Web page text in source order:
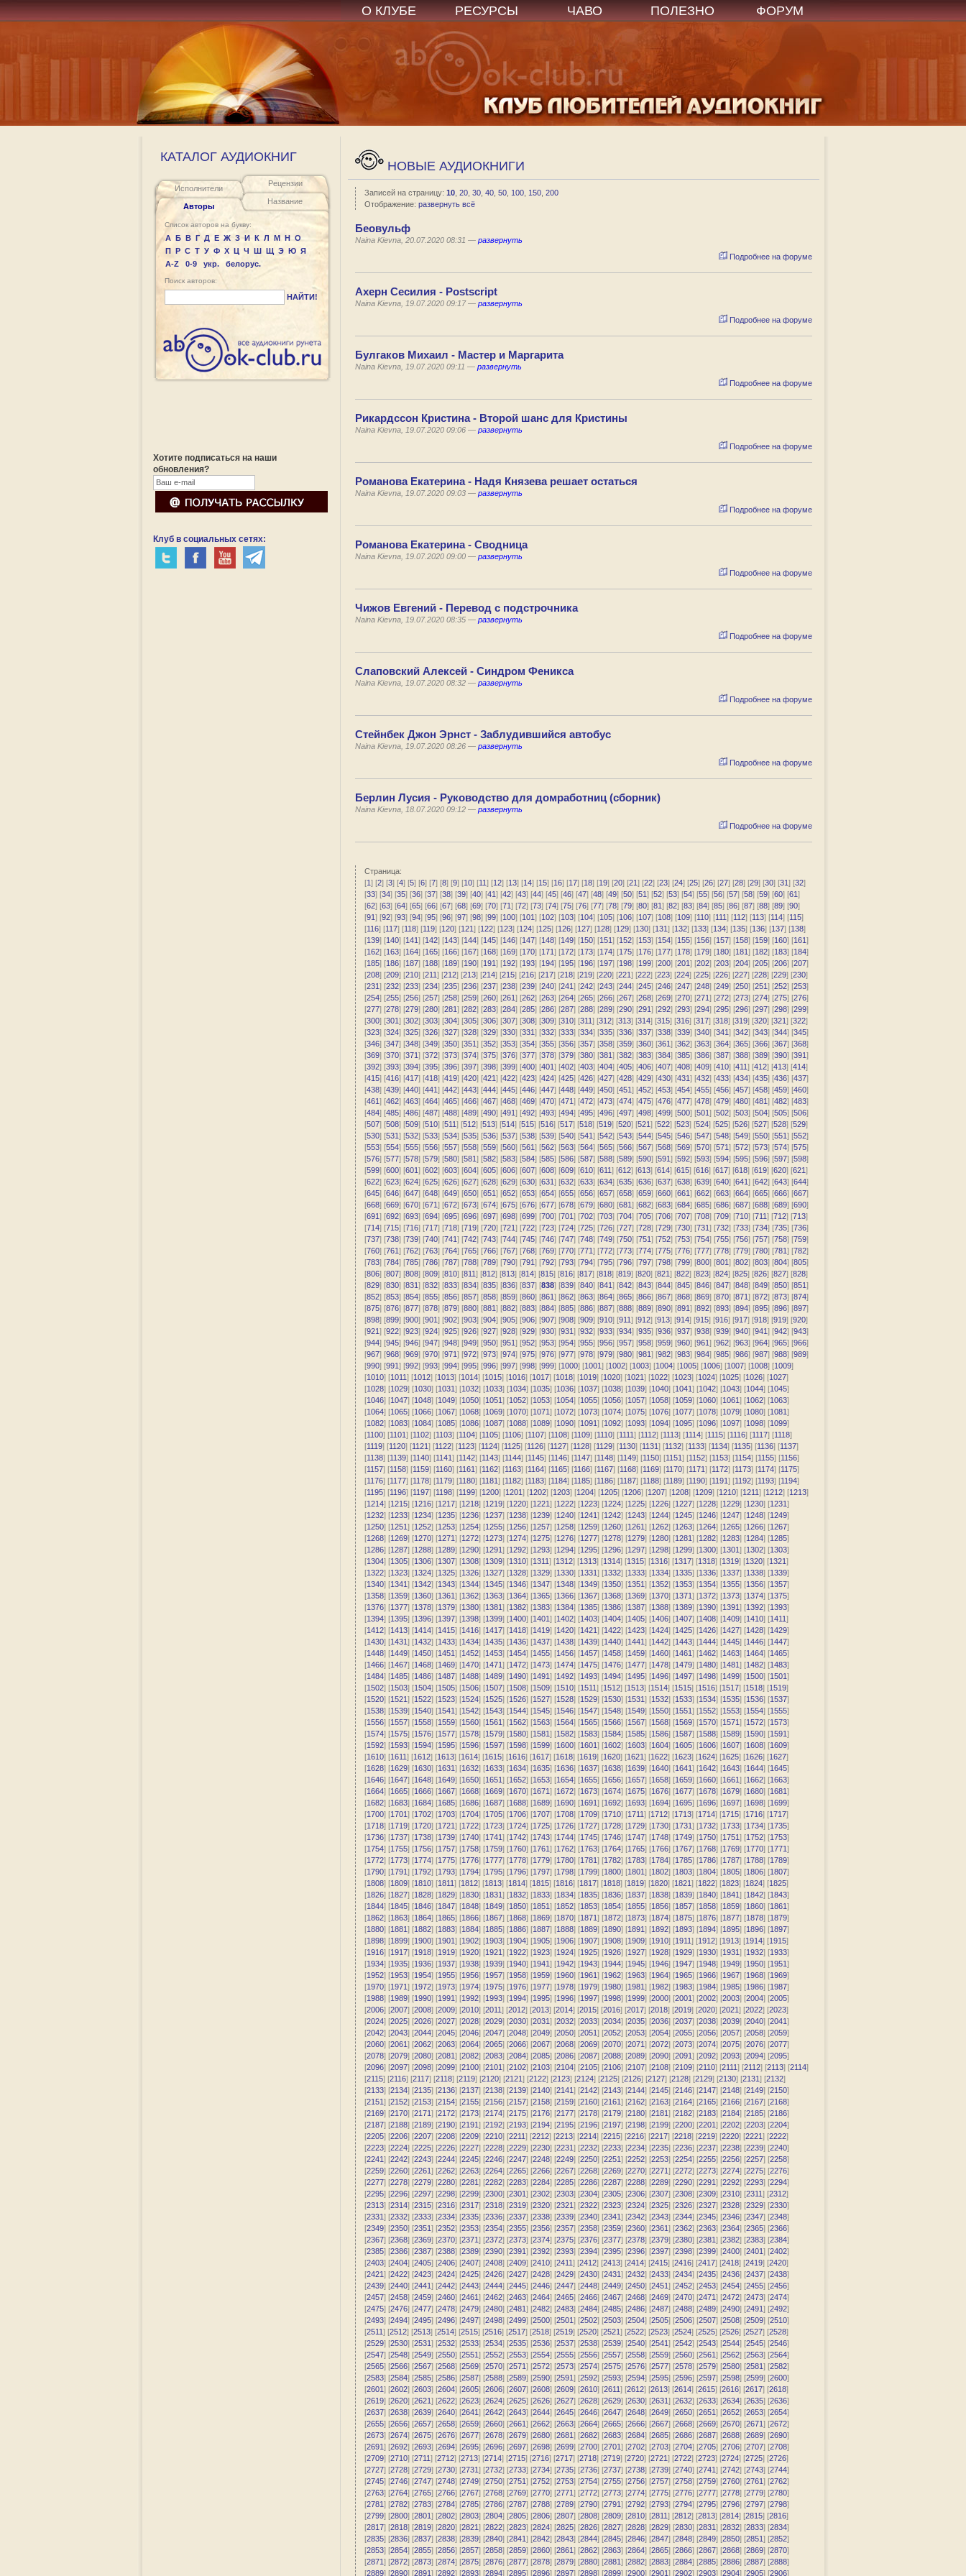
О КЛУБЕ РЕСУРСЫ ЧАВО ПОЛЕЗНО ФОРУМ
КАТАЛОГ АУДИОКНИГ
Исполнители
Авторы
Рецензии
Название
Список авторов на букву:
А Б В Г Д Е Ж З И К Л М Н О
П Р С Т У Ф Х Ц Ч Ш Щ Э Ю Я
A-Z
0-9 укр. белорус.
Поиск авторов:
НАЙТИ!
Хотите подписаться на наши
обновления?
Клуб в социальных сетях:
НОВЫЕ АУДИОКНИГИ
Записей на страницу: 10, 20, 30, 40, 50, 100, 150, 200
Отображение: развернуть всё
Беовульф
Naina Kievna, 20.07.2020 08:31 — развернуть
Подробнее на форуме
Ахерн Сесилия - Postscript
Naina Kievna, 19.07.2020 09:17 — развернуть
Подробнее на форуме
Булгаков Михаил - Мастер и Маргарита
Naina Kievna, 19.07.2020 09:11 — развернуть
Подробнее на форуме
Рикардссон Кристина - Второй шанс для Кристины
Naina Kievna, 19.07.2020 09:06 — развернуть
Подробнее на форуме
Романова Екатерина - Надя Князева решает остаться
Naina Kievna, 19.07.2020 09:03 — развернуть
Подробнее на форуме
Романова Екатерина - Сводница
Naina Kievna, 19.07.2020 09:00 — развернуть
Подробнее на форуме
Чижов Евгений - Перевод с подстрочника
Naina Kievna, 19.07.2020 08:35 — развернуть
Подробнее на форуме
Слаповский Алексей - Синдром Феникса
Naina Kievna, 19.07.2020 08:32 — развернуть
Подробнее на форуме
Стейнбек Джон Эрнст - Заблудившийся автобус
Naina Kievna, 19.07.2020 08:26 — развернуть
Подробнее на форуме
Берлин Лусия - Руководство для домработниц (сборник)
Naina Kievna, 18.07.2020 09:12 — развернуть
Подробнее на форуме
Страница:
[1] [2] [3] [4] [5] [6] [7] [8] [9] [10] [11] [12] [13] [14] [15] [16] [17] [18] [19] [20] [21] [22] [23] [24] [25] [26] [27] [28] [29] [30] [31] [32]
[33] [34] [35] [36] [37] [38] [39] [40] [41] [42] [43] [44] [45] [46] [47] [48] [49] [50] [51] [52] [53] [54] [55] [56] [57] [58] [59] [60] [61]
[62] [63] [64] [65] [66] [67] [68] [69] [70] [71] [72] [73] [74] [75] [76] [77] [78] [79] [80] [81] [82] [83] [84] [85] [86] [87] [88] [89] [90]
[91] [92] [93] [94] [95] [96] [97] [98] [99] [100] [101] [102] [103] [104] [105] [106] [107] [108] [109] [110] [111] [112] [113] [114] [115]
[116] [117] [118] [119] [120] [121] [122] [123] [124] [125] [126] [127] [128] [129] [130] [131] [132] [133] [134] [135] [136] [137] [138]
[139] [140] [141] [142] [143] [144] [145] [146] [147] [148] [149] [150] [151] [152] [153] [154] [155] [156] [157] [158] [159] [160] [161]
[162] [163] [164] [165] [166] [167] [168] [169] [170] [171] [172] [173] [174] [175] [176] [177] [178] [179] [180] [181] [182] [183] [184]
[185] [186] [187] [188] [189] [190] [191] [192] [193] [194] [195] [196] [197] [198] [199] [200] [201] [202] [203] [204] [205] [206] [207]
[208] [209] [210] [211] [212] [213] [214] [215] [216] [217] [218] [219] [220] [221] [222] [223] [224] [225] [226] [227] [228] [229] [230]
[231] [232] [233] [234] [235] [236] [237] [238] [239] [240] [241] [242] [243] [244] [245] [246] [247] [248] [249] [250] [251] [252] [253]
[254] [255] [256] [257] [258] [259] [260] [261] [262] [263] [264] [265] [266] [267] [268] [269] [270] [271] [272] [273] [274] [275] [276]
[277] [278] [279] [280] [281] [282] [283] [284] [285] [286] [287] [288] [289] [290] [291] [292] [293] [294] [295] [296] [297] [298] [299]
[300] [301] [302] [303] [304] [305] [306] [307] [308] [309] [310] [311] [312] [313] [314] [315] [316] [317] [318] [319] [320] [321] [322]
[323] [324] [325] [326] [327] [328] [329] [330] [331] [332] [333] [334] [335] [336] [337] [338] [339] [340] [341] [342] [343] [344] [345]
[346] [347] [348] [349] [350] [351] [352] [353] [354] [355] [356] [357] [358] [359] [360] [361] [362] [363] [364] [365] [366] [367] [368]
[369] [370] [371] [372] [373] [374] [375] [376] [377] [378] [379] [380] [381] [382] [383] [384] [385] [386] [387] [388] [389] [390] [391]
[392] [393] [394] [395] [396] [397] [398] [399] [400] [401] [402] [403] [404] [405] [406] [407] [408] [409] [410] [411] [412] [413] [414]
[415] [416] [417] [418] [419] [420] [421] [422] [423] [424] [425] [426] [427] [428] [429] [430] [431] [432] [433] [434] [435] [436] [437]
[438] [439] [440] [441] [442] [443] [444] [445] [446] [447] [448] [449] [450] [451] [452] [453] [454] [455] [456] [457] [458] [459] [460]
[461] [462] [463] [464] [465] [466] [467] [468] [469] [470] [471] [472] [473] [474] [475] [476] [477] [478] [479] [480] [481] [482] [483]
[484] [485] [486] [487] [488] [489] [490] [491] [492] [493] [494] [495] [496] [497] [498] [499] [500] [501] [502] [503] [504] [505] [506]
[507] [508] [509] [510] [511] [512] [513] [514] [515] [516] [517] [518] [519] [520] [521] [522] [523] [524] [525] [526] [527] [528] [529]
[530] [531] [532] [533] [534] [535] [536] [537] [538] [539] [540] [541] [542] [543] [544] [545] [546] [547] [548] [549] [550] [551] [552]
[553] [554] [555] [556] [557] [558] [559] [560] [561] [562] [563] [564] [565] [566] [567] [568] [569] [570] [571] [572] [573] [574] [575]
[576] [577] [578] [579] [580] [581] [582] [583] [584] [585] [586] [587] [588] [589] [590] [591] [592] [593] [594] [595] [596] [597] [598]
[599] [600] [601] [602] [603] [604] [605] [606] [607] [608] [609] [610] [611] [612] [613] [614] [615] [616] [617] [618] [619] [620] [621]
[622] [623] [624] [625] [626] [627] [628] [629] [630] [631] [632] [633] [634] [635] [636] [637] [638] [639] [640] [641] [642] [643] [644]
[645] [646] [647] [648] [649] [650] [651] [652] [653] [654] [655] [656] [657] [658] [659] [660] [661] [662] [663] [664] [665] [666] [667]
[668] [669] [670] [671] [672] [673] [674] [675] [676] [677] [678] [679] [680] [681] [682] [683] [684] [685] [686] [687] [688] [689] [690]
[691] [692] [693] [694] [695] [696] [697] [698] [699] [700] [701] [702] [703] [704] [705] [706] [707] [708] [709] [710] [711] [712] [713]
[714] [715] [716] [717] [718] [719] [720] [721] [722] [723] [724] [725] [726] [727] [728] [729] [730] [731] [732] [733] [734] [735] [736]
[737] [738] [739] [740] [741] [742] [743] [744] [745] [746] [747] [748] [749] [750] [751] [752] [753] [754] [755] [756] [757] [758] [759]
[760] [761] [762] [763] [764] [765] [766] [767] [768] [769] [770] [771] [772] [773] [774] [775] [776] [777] [778] [779] [780] [781] [782]
[783] [784] [785] [786] [787] [788] [789] [790] [791] [792] [793] [794] [795] [796] [797] [798] [799] [800] [801] [802] [803] [804] [805]
[806] [807] [808] [809] [810] [811] [812] [813] [814] [815] [816] [817] [818] [819] [820] [821] [822] [823] [824] [825] [826] [827] [828]
[829] [830] [831] [832] [833] [834] [835] [836] [837] [838] [839] [840] [841] [842] [843] [844] [845] [846] [847] [848] [849] [850] [851]
[852] [853] [854] [855] [856] [857] [858] [859] [860] [861] [862] [863] [864] [865] [866] [867] [868] [869] [870] [871] [872] [873] [874]
[875] [876] [877] [878] [879] [880] [881] [882] [883] [884] [885] [886] [887] [888] [889] [890] [891] [892] [893] [894] [895] [896] [897]
[898] [899] [900] [901] [902] [903] [904] [905] [906] [907] [908] [909] [910] [911] [912] [913] [914] [915] [916] [917] [918] [919] [920]
[921] [922] [923] [924] [925] [926] [927] [928] [929] [930] [931] [932] [933] [934] [935] [936] [937] [938] [939] [940] [941] [942] [943]
[944] [945] [946] [947] [948] [949] [950] [951] [952] [953] [954] [955] [956] [957] [958] [959] [960] [961] [962] [963] [964] [965] [966]
[967] [968] [969] [970] [971] [972] [973] [974] [975] [976] [977] [978] [979] [980] [981] [982] [983] [984] [985] [986] [987] [988] [989]
[990] [991] [992] [993] [994] [995] [996] [997] [998] [999] [1000] [1001] [1002] [1003] [1004] [1005] [1006] [1007] [1008] [1009]
[1010] [1011] [1012] [1013] [1014] [1015] [1016] [1017] [1018] [1019] [1020] [1021] [1022] [1023] [1024] [1025] [1026] [1027]
[1028] [1029] [1030] [1031] [1032] [1033] [1034] [1035] [1036] [1037] [1038] [1039] [1040] [1041] [1042] [1043] [1044] [1045]
[1046] [1047] [1048] [1049] [1050] [1051] [1052] [1053] [1054] [1055] [1056] [1057] [1058] [1059] [1060] [1061] [1062] [1063]
[1064] [1065] [1066] [1067] [1068] [1069] [1070] [1071] [1072] [1073] [1074] [1075] [1076] [1077] [1078] [1079] [1080] [1081]
[1082] [1083] [1084] [1085] [1086] [1087] [1088] [1089] [1090] [1091] [1092] [1093] [1094] [1095] [1096] [1097] [1098] [1099]
[1100] [1101] [1102] [1103] [1104] [1105] [1106] [1107] [1108] [1109] [1110] [1111] [1112] [1113] [1114] [1115] [1116] [1117] [1118]
[1119] [1120] [1121] [1122] [1123] [1124] [1125] [1126] [1127] [1128] [1129] [1130] [1131] [1132] [1133] [1134] [1135] [1136] [1137]
[1138] [1139] [1140] [1141] [1142] [1143] [1144] [1145] [1146] [1147] [1148] [1149] [1150] [1151] [1152] [1153] [1154] [1155] [1156]
[1157] [1158] [1159] [1160] [1161] [1162] [1163] [1164] [1165] [1166] [1167] [1168] [1169] [1170] [1171] [1172] [1173] [1174] [1175]
[1176] [1177] [1178] [1179] [1180] [1181] [1182] [1183] [1184] [1185] [1186] [1187] [1188] [1189] [1190] [1191] [1192] [1193] [1194]
[1195] [1196] [1197] [1198] [1199] [1200] [1201] [1202] [1203] [1204] [1205] [1206] [1207] [1208] [1209] [1210] [1211] [1212] [1213]
[1214] [1215] [1216] [1217] [1218] [1219] [1220] [1221] [1222] [1223] [1224] [1225] [1226] [1227] [1228] [1229] [1230] [1231]
[1232] [1233] [1234] [1235] [1236] [1237] [1238] [1239] [1240] [1241] [1242] [1243] [1244] [1245] [1246] [1247] [1248] [1249]
[1250] [1251] [1252] [1253] [1254] [1255] [1256] [1257] [1258] [1259] [1260] [1261] [1262] [1263] [1264] [1265] [1266] [1267]
[1268] [1269] [1270] [1271] [1272] [1273] [1274] [1275] [1276] [1277] [1278] [1279] [1280] [1281] [1282] [1283] [1284] [1285]
[1286] [1287] [1288] [1289] [1290] [1291] [1292] [1293] [1294] [1295] [1296] [1297] [1298] [1299] [1300] [1301] [1302] [1303]
[1304] [1305] [1306] [1307] [1308] [1309] [1310] [1311] [1312] [1313] [1314] [1315] [1316] [1317] [1318] [1319] [1320] [1321]
[1322] [1323] [1324] [1325] [1326] [1327] [1328] [1329] [1330] [1331] [1332] [1333] [1334] [1335] [1336] [1337] [1338] [1339]
[1340] [1341] [1342] [1343] [1344] [1345] [1346] [1347] [1348] [1349] [1350] [1351] [1352] [1353] [1354] [1355] [1356] [1357]
[1358] [1359] [1360] [1361] [1362] [1363] [1364] [1365] [1366] [1367] [1368] [1369] [1370] [1371] [1372] [1373] [1374] [1375]
[1376] [1377] [1378] [1379] [1380] [1381] [1382] [1383] [1384] [1385] [1386] [1387] [1388] [1389] [1390] [1391] [1392] [1393]
[1394] [1395] [1396] [1397] [1398] [1399] [1400] [1401] [1402] [1403] [1404] [1405] [1406] [1407] [1408] [1409] [1410] [1411]
[1412] [1413] [1414] [1415] [1416] [1417] [1418] [1419] [1420] [1421] [1422] [1423] [1424] [1425] [1426] [1427] [1428] [1429]
[1430] [1431] [1432] [1433] [1434] [1435] [1436] [1437] [1438] [1439] [1440] [1441] [1442] [1443] [1444] [1445] [1446] [1447]
[1448] [1449] [1450] [1451] [1452] [1453] [1454] [1455] [1456] [1457] [1458] [1459] [1460] [1461] [1462] [1463] [1464] [1465]
[1466] [1467] [1468] [1469] [1470] [1471] [1472] [1473] [1474] [1475] [1476] [1477] [1478] [1479] [1480] [1481] [1482] [1483]
[1484] [1485] [1486] [1487] [1488] [1489] [1490] [1491] [1492] [1493] [1494] [1495] [1496] [1497] [1498] [1499] [1500] [1501]
[1502] [1503] [1504] [1505] [1506] [1507] [1508] [1509] [1510] [1511] [1512] [1513] [1514] [1515] [1516] [1517] [1518] [1519]
[1520] [1521] [1522] [1523] [1524] [1525] [1526] [1527] [1528] [1529] [1530] [1531] [1532] [1533] [1534] [1535] [1536] [1537]
[1538] [1539] [1540] [1541] [1542] [1543] [1544] [1545] [1546] [1547] [1548] [1549] [1550] [1551] [1552] [1553] [1554] [1555]
[1556] [1557] [1558] [1559] [1560] [1561] [1562] [1563] [1564] [1565] [1566] [1567] [1568] [1569] [1570] [1571] [1572] [1573]
[1574] [1575] [1576] [1577] [1578] [1579] [1580] [1581] [1582] [1583] [1584] [1585] [1586] [1587] [1588] [1589] [1590] [1591]
[1592] [1593] [1594] [1595] [1596] [1597] [1598] [1599] [1600] [1601] [1602] [1603] [1604] [1605] [1606] [1607] [1608] [1609]
[1610] [1611] [1612] [1613] [1614] [1615] [1616] [1617] [1618] [1619] [1620] [1621] [1622] [1623] [1624] [1625] [1626] [1627]
[1628] [1629] [1630] [1631] [1632] [1633] [1634] [1635] [1636] [1637] [1638] [1639] [1640] [1641] [1642] [1643] [1644] [1645]
[1646] [1647] [1648] [1649] [1650] [1651] [1652] [1653] [1654] [1655] [1656] [1657] [1658] [1659] [1660] [1661] [1662] [1663]
[1664] [1665] [1666] [1667] [1668] [1669] [1670] [1671] [1672] [1673] [1674] [1675] [1676] [1677] [1678] [1679] [1680] [1681]
[1682] [1683] [1684] [1685] [1686] [1687] [1688] [1689] [1690] [1691] [1692] [1693] [1694] [1695] [1696] [1697] [1698] [1699]
[1700] [1701] [1702] [1703] [1704] [1705] [1706] [1707] [1708] [1709] [1710] [1711] [1712] [1713] [1714] [1715] [1716] [1717]
[1718] [1719] [1720] [1721] [1722] [1723] [1724] [1725] [1726] [1727] [1728] [1729] [1730] [1731] [1732] [1733] [1734] [1735]
[1736] [1737] [1738] [1739] [1740] [1741] [1742] [1743] [1744] [1745] [1746] [1747] [1748] [1749] [1750] [1751] [1752] [1753]
[1754] [1755] [1756] [1757] [1758] [1759] [1760] [1761] [1762] [1763] [1764] [1765] [1766] [1767] [1768] [1769] [1770] [1771]
[1772] [1773] [1774] [1775] [1776] [1777] [1778] [1779] [1780] [1781] [1782] [1783] [1784] [1785] [1786] [1787] [1788] [1789]
[1790] [1791] [1792] [1793] [1794] [1795] [1796] [1797] [1798] [1799] [1800] [1801] [1802] [1803] [1804] [1805] [1806] [1807]
[1808] [1809] [1810] [1811] [1812] [1813] [1814] [1815] [1816] [1817] [1818] [1819] [1820] [1821] [1822] [1823] [1824] [1825]
[1826] [1827] [1828] [1829] [1830] [1831] [1832] [1833] [1834] [1835] [1836] [1837] [1838] [1839] [1840] [1841] [1842] [1843]
[1844] [1845] [1846] [1847] [1848] [1849] [1850] [1851] [1852] [1853] [1854] [1855] [1856] [1857] [1858] [1859] [1860] [1861]
[1862] [1863] [1864] [1865] [1866] [1867] [1868] [1869] [1870] [1871] [1872] [1873] [1874] [1875] [1876] [1877] [1878] [1879]
[1880] [1881] [1882] [1883] [1884] [1885] [1886] [1887] [1888] [1889] [1890] [1891] [1892] [1893] [1894] [1895] [1896] [1897]
[1898] [1899] [1900] [1901] [1902] [1903] [1904] [1905] [1906] [1907] [1908] [1909] [1910] [1911] [1912] [1913] [1914] [1915]
[1916] [1917] [1918] [1919] [1920] [1921] [1922] [1923] [1924] [1925] [1926] [1927] [1928] [1929] [1930] [1931] [1932] [1933]
[1934] [1935] [1936] [1937] [1938] [1939] [1940] [1941] [1942] [1943] [1944] [1945] [1946] [1947] [1948] [1949] [1950] [1951]
[1952] [1953] [1954] [1955] [1956] [1957] [1958] [1959] [1960] [1961] [1962] [1963] [1964] [1965] [1966] [1967] [1968] [1969]
[1970] [1971] [1972] [1973] [1974] [1975] [1976] [1977] [1978] [1979] [1980] [1981] [1982] [1983] [1984] [1985] [1986] [1987]
[1988] [1989] [1990] [1991] [1992] [1993] [1994] [1995] [1996] [1997] [1998] [1999] [2000] [2001] [2002] [2003] [2004] [2005]
[2006] [2007] [2008] [2009] [2010] [2011] [2012] [2013] [2014] [2015] [2016] [2017] [2018] [2019] [2020] [2021] [2022] [2023]
[2024] [2025] [2026] [2027] [2028] [2029] [2030] [2031] [2032] [2033] [2034] [2035] [2036] [2037] [2038] [2039] [2040] [2041]
[2042] [2043] [2044] [2045] [2046] [2047] [2048] [2049] [2050] [2051] [2052] [2053] [2054] [2055] [2056] [2057] [2058] [2059]
[2060] [2061] [2062] [2063] [2064] [2065] [2066] [2067] [2068] [2069] [2070] [2071] [2072] [2073] [2074] [2075] [2076] [2077]
[2078] [2079] [2080] [2081] [2082] [2083] [2084] [2085] [2086] [2087] [2088] [2089] [2090] [2091] [2092] [2093] [2094] [2095]
[2096] [2097] [2098] [2099] [2100] [2101] [2102] [2103] [2104] [2105] [2106] [2107] [2108] [2109] [2110] [2111] [2112] [2113] [2114]
[2115] [2116] [2117] [2118] [2119] [2120] [2121] [2122] [2123] [2124] [2125] [2126] [2127] [2128] [2129] [2130] [2131] [2132]
[2133] [2134] [2135] [2136] [2137] [2138] [2139] [2140] [2141] [2142] [2143] [2144] [2145] [2146] [2147] [2148] [2149] [2150]
[2151] [2152] [2153] [2154] [2155] [2156] [2157] [2158] [2159] [2160] [2161] [2162] [2163] [2164] [2165] [2166] [2167] [2168]
[2169] [2170] [2171] [2172] [2173] [2174] [2175] [2176] [2177] [2178] [2179] [2180] [2181] [2182] [2183] [2184] [2185] [2186]
[2187] [2188] [2189] [2190] [2191] [2192] [2193] [2194] [2195] [2196] [2197] [2198] [2199] [2200] [2201] [2202] [2203] [2204]
[2205] [2206] [2207] [2208] [2209] [2210] [2211] [2212] [2213] [2214] [2215] [2216] [2217] [2218] [2219] [2220] [2221] [2222]
[2223] [2224] [2225] [2226] [2227] [2228] [2229] [2230] [2231] [2232] [2233] [2234] [2235] [2236] [2237] [2238] [2239] [2240]
[2241] [2242] [2243] [2244] [2245] [2246] [2247] [2248] [2249] [2250] [2251] [2252] [2253] [2254] [2255] [2256] [2257] [2258]
[2259] [2260] [2261] [2262] [2263] [2264] [2265] [2266] [2267] [2268] [2269] [2270] [2271] [2272] [2273] [2274] [2275] [2276]
[2277] [2278] [2279] [2280] [2281] [2282] [2283] [2284] [2285] [2286] [2287] [2288] [2289] [2290] [2291] [2292] [2293] [2294]
[2295] [2296] [2297] [2298] [2299] [2300] [2301] [2302] [2303] [2304] [2305] [2306] [2307] [2308] [2309] [2310] [2311] [2312]
[2313] [2314] [2315] [2316] [2317] [2318] [2319] [2320] [2321] [2322] [2323] [2324] [2325] [2326] [2327] [2328] [2329] [2330]
[2331] [2332] [2333] [2334] [2335] [2336] [2337] [2338] [2339] [2340] [2341] [2342] [2343] [2344] [2345] [2346] [2347] [2348]
[2349] [2350] [2351] [2352] [2353] [2354] [2355] [2356] [2357] [2358] [2359] [2360] [2361] [2362] [2363] [2364] [2365] [2366]
[2367] [2368] [2369] [2370] [2371] [2372] [2373] [2374] [2375] [2376] [2377] [2378] [2379] [2380] [2381] [2382] [2383] [2384]
[2385] [2386] [2387] [2388] [2389] [2390] [2391] [2392] [2393] [2394] [2395] [2396] [2397] [2398] [2399] [2400] [2401] [2402]
[2403] [2404] [2405] [2406] [2407] [2408] [2409] [2410] [2411] [2412] [2413] [2414] [2415] [2416] [2417] [2418] [2419] [2420]
[2421] [2422] [2423] [2424] [2425] [2426] [2427] [2428] [2429] [2430] [2431] [2432] [2433] [2434] [2435] [2436] [2437] [2438]
[2439] [2440] [2441] [2442] [2443] [2444] [2445] [2446] [2447] [2448] [2449] [2450] [2451] [2452] [2453] [2454] [2455] [2456]
[2457] [2458] [2459] [2460] [2461] [2462] [2463] [2464] [2465] [2466] [2467] [2468] [2469] [2470] [2471] [2472] [2473] [2474]
[2475] [2476] [2477] [2478] [2479] [2480] [2481] [2482] [2483] [2484] [2485] [2486] [2487] [2488] [2489] [2490] [2491] [2492]
[2493] [2494] [2495] [2496] [2497] [2498] [2499] [2500] [2501] [2502] [2503] [2504] [2505] [2506] [2507] [2508] [2509] [2510]
[2511] [2512] [2513] [2514] [2515] [2516] [2517] [2518] [2519] [2520] [2521] [2522] [2523] [2524] [2525] [2526] [2527] [2528]
[2529] [2530] [2531] [2532] [2533] [2534] [2535] [2536] [2537] [2538] [2539] [2540] [2541] [2542] [2543] [2544] [2545] [2546]
[2547] [2548] [2549] [2550] [2551] [2552] [2553] [2554] [2555] [2556] [2557] [2558] [2559] [2560] [2561] [2562] [2563] [2564]
[2565] [2566] [2567] [2568] [2569] [2570] [2571] [2572] [2573] [2574] [2575] [2576] [2577] [2578] [2579] [2580] [2581] [2582]
[2583] [2584] [2585] [2586] [2587] [2588] [2589] [2590] [2591] [2592] [2593] [2594] [2595] [2596] [2597] [2598] [2599] [2600]
[2601] [2602] [2603] [2604] [2605] [2606] [2607] [2608] [2609] [2610] [2611] [2612] [2613] [2614] [2615] [2616] [2617] [2618]
[2619] [2620] [2621] [2622] [2623] [2624] [2625] [2626] [2627] [2628] [2629] [2630] [2631] [2632] [2633] [2634] [2635] [2636]
[2637] [2638] [2639] [2640] [2641] [2642] [2643] [2644] [2645] [2646] [2647] [2648] [2649] [2650] [2651] [2652] [2653] [2654]
[2655] [2656] [2657] [2658] [2659] [2660] [2661] [2662] [2663] [2664] [2665] [2666] [2667] [2668] [2669] [2670] [2671] [2672]
[2673] [2674] [2675] [2676] [2677] [2678] [2679] [2680] [2681] [2682] [2683] [2684] [2685] [2686] [2687] [2688] [2689] [2690]
[2691] [2692] [2693] [2694] [2695] [2696] [2697] [2698] [2699] [2700] [2701] [2702] [2703] [2704] [2705] [2706] [2707] [2708]
[2709] [2710] [2711] [2712] [2713] [2714] [2715] [2716] [2717] [2718] [2719] [2720] [2721] [2722] [2723] [2724] [2725] [2726]
[2727] [2728] [2729] [2730] [2731] [2732] [2733] [2734] [2735] [2736] [2737] [2738] [2739] [2740] [2741] [2742] [2743] [2744]
[2745] [2746] [2747] [2748] [2749] [2750] [2751] [2752] [2753] [2754] [2755] [2756] [2757] [2758] [2759] [2760] [2761] [2762]
[2763] [2764] [2765] [2766] [2767] [2768] [2769] [2770] [2771] [2772] [2773] [2774] [2775] [2776] [2777] [2778] [2779] [2780]
[2781] [2782] [2783] [2784] [2785] [2786] [2787] [2788] [2789] [2790] [2791] [2792] [2793] [2794] [2795] [2796] [2797] [2798]
[2799] [2800] [2801] [2802] [2803] [2804] [2805] [2806] [2807] [2808] [2809] [2810] [2811] [2812] [2813] [2814] [2815] [2816]
[2817] [2818] [2819] [2820] [2821] [2822] [2823] [2824] [2825] [2826] [2827] [2828] [2829] [2830] [2831] [2832] [2833] [2834]
[2835] [2836] [2837] [2838] [2839] [2840] [2841] [2842] [2843] [2844] [2845] [2846] [2847] [2848] [2849] [2850] [2851] [2852]
[2853] [2854] [2855] [2856] [2857] [2858] [2859] [2860] [2861] [2862] [2863] [2864] [2865] [2866] [2867] [2868] [2869] [2870]
[2871] [2872] [2873] [2874] [2875] [2876] [2877] [2878] [2879] [2880] [2881] [2882] [2883] [2884] [2885] [2886] [2887] [2888]
[2889] [2890] [2891] [2892] [2893] [2894] [2895] [2896] [2897] [2898] [2899] [2900] [2901] [2902] [2903] [2904] [2905] [2906]